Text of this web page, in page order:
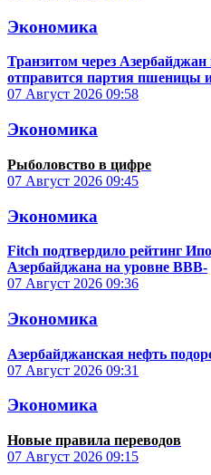
Экономика
Транзитом через
отправится партия пшеницы
07 Август 2026 09:58
Экономика
Рыболовство в цифре
07 Август 2026 09:45
Экономика
Fitch подтвердило рейтинг
Азербайджана на уровне BBB-
07 Август 2026 09:36
Экономика
Азербайджанская нефть
07 Август 2026 09:31
Экономика
Новые правила переводов
07 Август 2026 09:15